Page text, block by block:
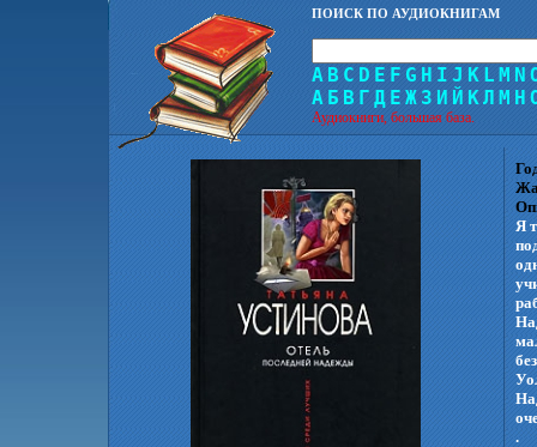
ПОИСК ПО АУДИОКНИГАМ
A B C D E F G H I J K L M N
А Б В Г Д Е Ж З И Й КЛ М Н
Аудиокниги, большая база.
Я
.